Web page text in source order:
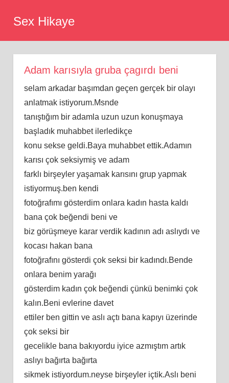
Sex Hikaye
Adam karısıyla gruba çagırdı beni
selam arkadar başımdan geçen gerçek bir olayı
anlatmak istiyorum.Msnde
tanıştığım bir adamla uzun uzun konuşmaya
başladık muhabbet ilerledikçe
konu sekse geldi.Baya muhabbet ettik.Adamın
karısı çok seksiymiş ve adam
farklı birşeyler yaşamak karısını grup yapmak
istiyormuş.ben kendi
fotoğrafımı gösterdim onlara kadın hasta kaldı
bana çok beğendi beni ve
biz görüşmeye karar verdik kadının adı aslıydı ve
kocası hakan bana
fotoğrafını gösterdi çok seksi bir kadındı.Bende
onlara benim yarağı
gösterdim kadın çok beğendi çünkü benimki çok
kalın.Beni evlerine davet
ettiler ben gittin ve aslı açtı bana kapıyı üzerinde
çok seksi bir
gecelikle bana bakıyordu iyice azmıştım artık
aslıyı bağırta bağırta
sikmek istiyordum.neyse birşeyler içtik.Aslı beni